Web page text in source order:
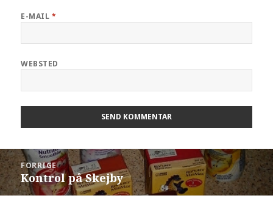
E-MAIL *
WEBSTED
FORRIGE
Kontrol på Skejby